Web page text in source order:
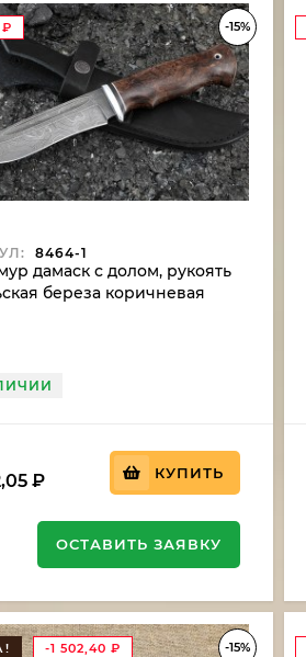
-15%
₽
8464-1
дамаск с долом, рукоять
береза коричневая
₽ КУПИТЬ
ОСТАВИТЬ ЗАЯВКУ
-15%
-1 502,40 ₽